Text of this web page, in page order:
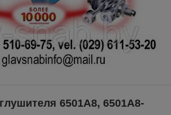
6501А8, 6501А8-